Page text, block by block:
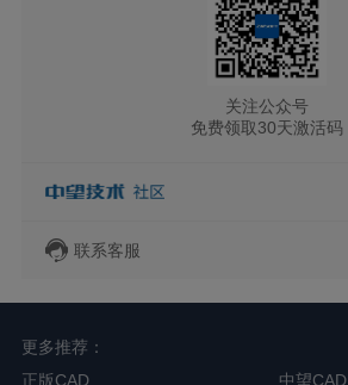
关注公众号
免费领取30天激活码
联系客服
更多推荐：
正版CAD
中望CAD